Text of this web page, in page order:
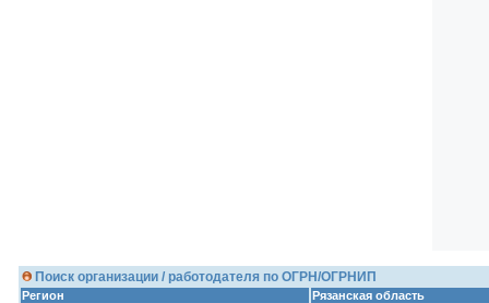
Поиск организации / работодателя по ОГРН/ОГРНИП
Регион Рязанская область